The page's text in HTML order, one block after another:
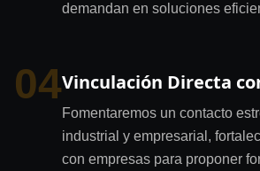
demandan en soluciones
04Vinculación Directa
Fomentaremos un contacto
industrial y empresarial,
con empresas para proponer